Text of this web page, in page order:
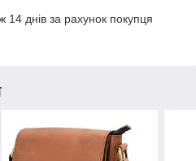
днів за рахунок покупця